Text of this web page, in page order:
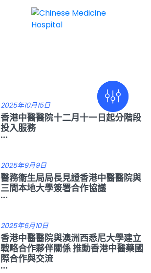
2025年10月15日
香港中醫醫院十二月十一日起分階段
投入服務
...
2025年9月9日
醫務衞生局局長見證香港中醫醫院與
三間本地大學簽署合作協議
...
2025年6月10日
香港中醫醫院與澳洲西悉尼大學建立
戰略合作夥伴關係 推動香港中醫藥國
際合作與交流
...